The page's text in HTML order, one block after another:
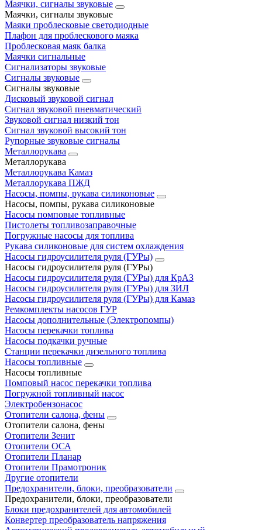
Маячки, сигналы звуковые
Маячки, сигналы звуковые
Маяки проблесковые светодиодные
Плафон для проблескового маяка
Проблесковая маяк балка
Маячки сигнальные
Сигнализаторы звуковые
Сигналы звуковые
Сигналы звуковые
Дисковый звуковой сигнал
Сигнал звуковой пневматический
Звуковой сигнал низкий тон
Сигнал звуковой высокий тон
Рупорные звуковые сигналы
Металлорукава
Металлорукава
Металлорукава Камаз
Металлорукава ПЖД
Насосы, помпы, рукава силиконовые
Насосы, помпы, рукава силиконовые
Насосы помповые топливные
Пистолеты топливозаправочные
Погружные насосы для топлива
Рукава силиконовые для систем охлаждения
Насосы гидроусилителя руля (ГУРы)
Насосы гидроусилителя руля (ГУРы)
Насосы гидроусилителя руля (ГУРы) для КрАЗ
Насосы гидроусилителя руля (ГУРы) для ЗИЛ
Насосы гидроусилителя руля (ГУРы) для Камаз
Ремкомплекты насосов ГУР
Насосы дополнительные (Электропомпы)
Насосы перекачки топлива
Насосы подкачки ручные
Станции перекачки дизельного топлива
Насосы топливные
Насосы топливные
Помповый насос перекачки топлива
Погружной топливный насос
Электробензонасос
Отопители салона, фены
Отопители салона, фены
Отопители Зенит
Отопители ОСА
Отопители Планар
Отопители Прамотроник
Другие отопители
Предохранители, блоки, преобразователи
Предохранители, блоки, преобразователи
Блоки предохранителей для автомобилей
Конвертер преобразователь напряжения